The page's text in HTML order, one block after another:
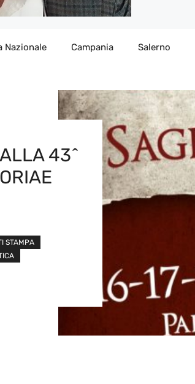
Nazionale Campania Salerno
43^
STAMPA